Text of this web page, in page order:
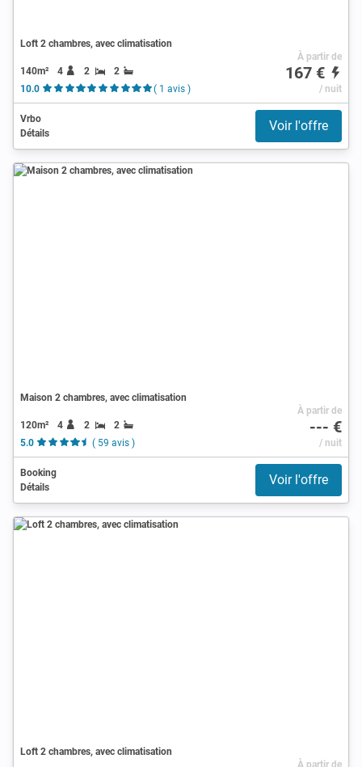
Loft 2 chambres, avec climatisation
140m² 4 2
2
10.0
( 1 avis )
À partir de
167 €
/ nuit
Vrbo
Détails
Voir l'offre
Maison 2 chambres, avec climatisation
120m² 4 2
2
5.0
( 59 avis )
À partir de
--- €
/ nuit
Booking
Détails
Voir l'offre
Loft 2 chambres, avec climatisation
À partir de